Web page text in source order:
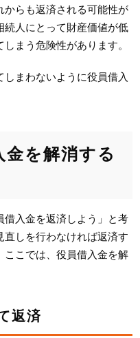
からも返済される可能性が
続人にとって財産価値が低
まう危険性があります。
まわないように役員借入
金を解消する
借入金を返済しよう」と考
直しを行わなければ返済す
ここでは、役員借入金を解
返済